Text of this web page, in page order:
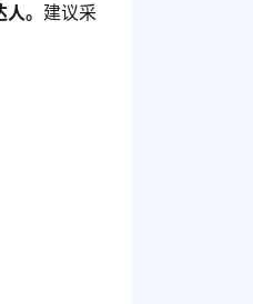
。 建议采